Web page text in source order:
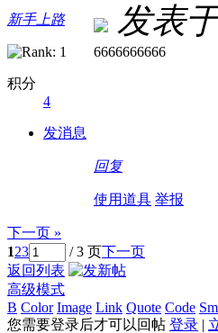
新手上路
积分
4
发消息
发表
6666666666
回复
使用道具 举报
下一页 »
123 / 3 页下一页
返回列表
高级模式
B Color Image Link Quote Code
您需要登录后才可以回帖 登录 |